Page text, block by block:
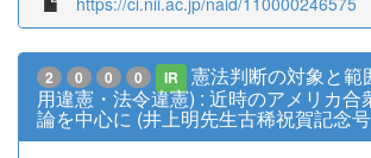
2 0 0 0 IR
憲法判断の対象と範
用違憲・法令違憲) : 近時のアメリカ合
論を中心に (井上明先生古稀祝賀記念